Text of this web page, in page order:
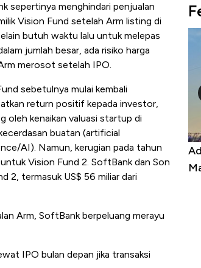
sepertinya menghindari penjualan
Vision Fund setelah Arm listing di
butuh waktu lalu untuk melepas
jumlah besar, ada risiko harga
merosot setelah IPO.
sebetulnya mulai kembali
return positif kepada investor,
oleh kenaikan valuasi startup di
buatan (artificial
AI). Namun, kerugian pada tahun
Vision Fund 2. SoftBank dan Son
2, termasuk US$ 56 miliar dari
Arm, SoftBank berpeluang merayu
IPO bulan depan jika transaksi
Panas Kinerja Emiten Minyak RI,
yang Cuannya Paling Menyala?